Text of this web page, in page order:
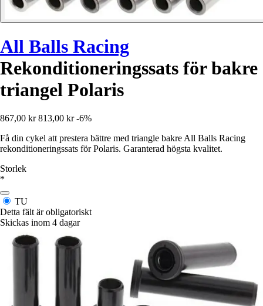
All Balls Racing
Rekonditioneringssats för bakre
triangel Polaris
867,00 kr 813,00 kr -6%
Få din cykel att prestera bättre med triangle bakre All Balls Racing
rekonditioneringssats för Polaris. Garanterad högsta kvalitet.
Storlek
*
TU
Detta fält är obligatoriskt
Skickas inom 4 dagar